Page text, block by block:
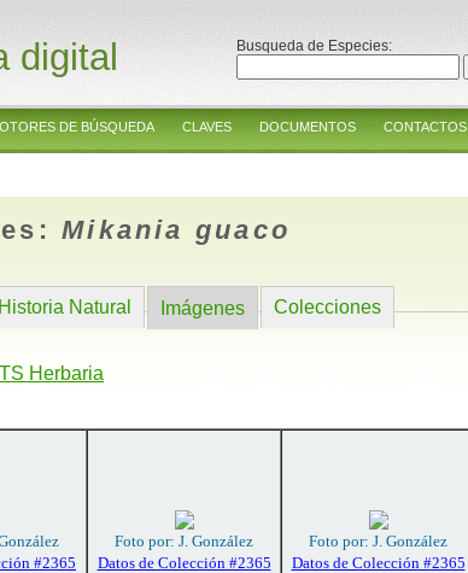
digital Busqueda de Especies:
DE BÚSQUEDA CLAVES DOCUMENTOS CONTACTOS
Mikania guaco
Historia Natural Imágenes Colecciones
Herbaria
#2365
Foto por: J. González
Datos de Colección #2365
Foto por: J. González
Datos de Colección #2365